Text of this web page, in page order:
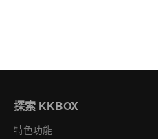
探索 KKBOX
特色功能